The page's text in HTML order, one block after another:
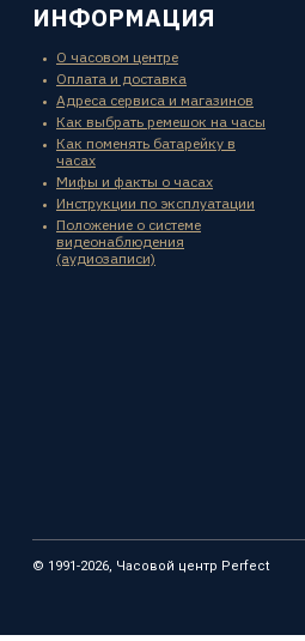
ИНФОРМАЦИЯ
О часовом центре
Оплата и доставка
Адреса сервиса и магазинов
Как выбрать ремешок на часы
Как поменять батарейку в
часах
Мифы и факты о часах
Инструкции по эксплуатации
Положение о системе
видеонаблюдения
(аудиозаписи)
© 1991-2026, Часовой центр Perfect